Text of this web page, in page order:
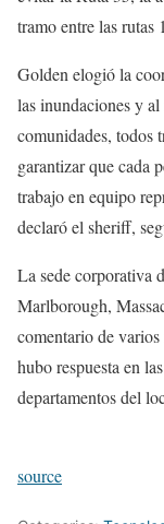
tramo entre las rutas
Golden elogió la
las inundaciones y
comunidades, todos
garantizar que cada
trabajo en equipo
declaró el sheriff,
La sede corporativa
Marlborough,
comentario de
hubo respuesta en
departamentos del
source